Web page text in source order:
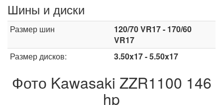
Шины и диски
Размер шин
120/70 VR17 - 170/60
VR17
Размер дисков:
3.50x17 - 5.50x17
Фото Kawasaki ZZR1100 146
hp